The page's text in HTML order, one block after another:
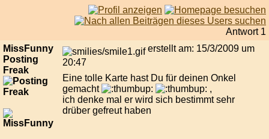
Antwort 1
MissFunny
Posting
Freak
erstellt am: 15/3/2009 um
20:47
Eine tolle Karte hast Du für deinen Onkel
gemacht
,
ich denke mal er wird sich bestimmt sehr
drüber gefreut haben